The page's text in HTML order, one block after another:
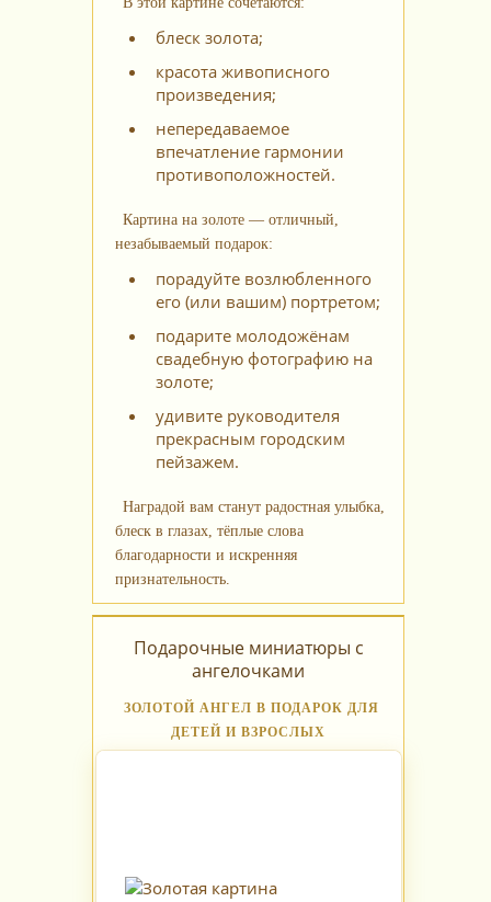
блеск золота;
красота живописного
произведения;
непередаваемое
впечатление гармонии
противоположностей.
Картина на золоте — отличный,
незабываемый подарок:
порадуйте возлюбленного
его (или вашим) портретом;
подарите молодожёнам
свадебную фотографию на
золоте;
удивите руководителя
прекрасным городским
пейзажем.
Наградой вам станут радостная улыбка,
блеск в глазах, тёплые слова
благодарности и искренняя
признательность.
Подарочные миниатюры с
ангелочками
ЗОЛОТОЙ АНГЕЛ В ПОДАРОК ДЛЯ
ДЕТЕЙ И ВЗРОСЛЫХ